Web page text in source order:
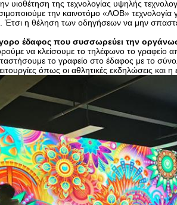
υιοθέτηση της τεχνολογίας υψηλής
την καινοτόμο «AOB»
Έτσι η θέληση των οδηγήσεων να μην
έδαφος που συσσωρεύει την
να κλείσουμε το τηλέφωνο το γραφείο
το γραφείο στο έδαφος με το
όπως οι αθλητικές εκδηλώσεις και η